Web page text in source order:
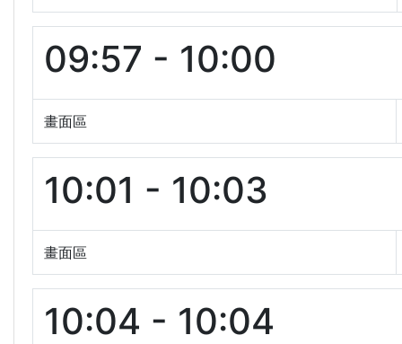
09:57 - 10:00
畫面區
10:01 - 10:03
畫面區
10:04 - 10:04